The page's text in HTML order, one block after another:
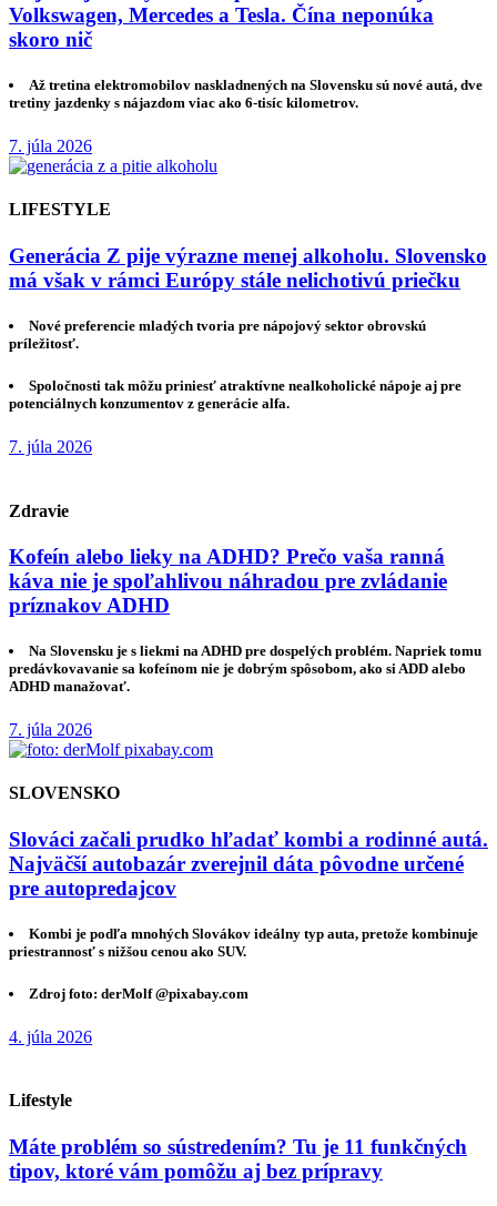
Volkswagen, Mercedes a Tesla. Čína neponúka
skoro nič
Až tretina elektromobilov naskladnených na Slovensku sú nové autá, dve
tretiny jazdenky s nájazdom viac ako 6-tisíc kilometrov.
7. júla 2026
LIFESTYLE
Generácia Z pije výrazne menej alkoholu. Slovensko
má však v rámci Európy stále nelichotivú priečku
Nové preferencie mladých tvoria pre nápojový sektor obrovskú
príležitosť.
Spoločnosti tak môžu priniesť atraktívne nealkoholické nápoje aj pre
potenciálnych konzumentov z generácie alfa.
7. júla 2026
Zdravie
Kofeín alebo lieky na ADHD? Prečo vaša ranná
káva nie je spoľahlivou náhradou pre zvládanie
príznakov ADHD
Na Slovensku je s liekmi na ADHD pre dospelých problém. Napriek tomu
predávkovavanie sa kofeínom nie je dobrým spôsobom, ako si ADD alebo
ADHD manažovať.
7. júla 2026
SLOVENSKO
Slováci začali prudko hľadať kombi a rodinné autá.
Najväčší autobazár zverejnil dáta pôvodne určené
pre autopredajcov
Kombi je podľa mnohých Slovákov ideálny typ auta, pretože kombinuje
priestrannosť s nižšou cenou ako SUV.
Zdroj foto: derMolf @pixabay.com
4. júla 2026
Lifestyle
Máte problém so sústredením? Tu je 11 funkčných
tipov, ktoré vám pomôžu aj bez prípravy